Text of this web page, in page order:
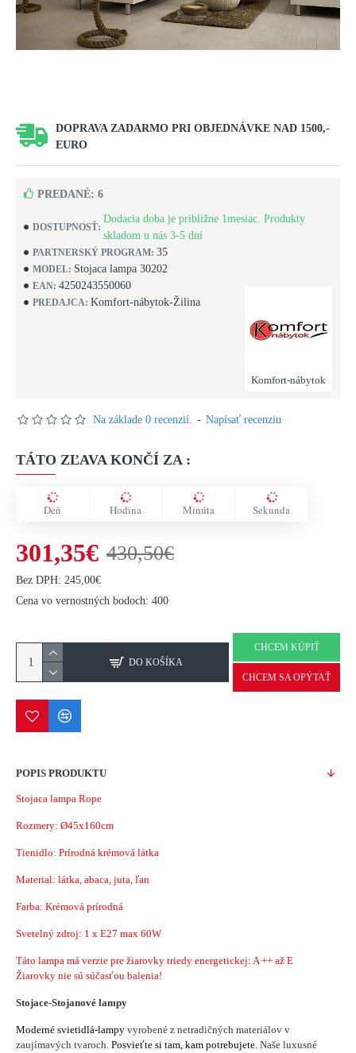
DOPRAVA ZADARMO PRI OBJEDNÁVKE NAD 1500,-
EURO
DOSTUPNOSŤ:
Dodacia doba je približne 1mesiac. Produkty
skladom u nás 3-5 dní
PARTNERSKÝ PROGRAM: 35
MODEL: Stojaca lampa 30202
EAN: 4250243550060
PREDAJCA: Komfort-nábytok-Žilina
Komfort-nábytok
PREDANÉ: 6
Na základe 0 recenzií. - Napísať recenziu
TÁTO ZĽAVA KONČÍ ZA :
Deň Hodina Minúta Sekunda
301,35€ 430,50€
Bez DPH: 245,00€
Cena vo vernostných bodoch: 400
DO KOŠÍKA
CHCEM KÚPIŤ
CHCEM SA OPÝTAŤ
POPIS PRODUKTU
Stojaca lampa Rope
Rozmery: Ø45x160cm
Tienidlo: Prírodná krémová látka
Material: látka, abaca, juta, ľan
Farba: Krémová prírodná
Svetelný zdroj: 1 x E27 max 60W
Táto lampa má verzie pre žiarovky triedy energetickej: A ++ až E
Žiarovky nie sú súčasťou balenia!
Stojace-Stojanové lampy
Moderné svietidlá-lampy vyrobené z netradičných materiálov v
zaujímavých tvaroch. Posvieťte si tam, kam potrebujete. Naše luxusné